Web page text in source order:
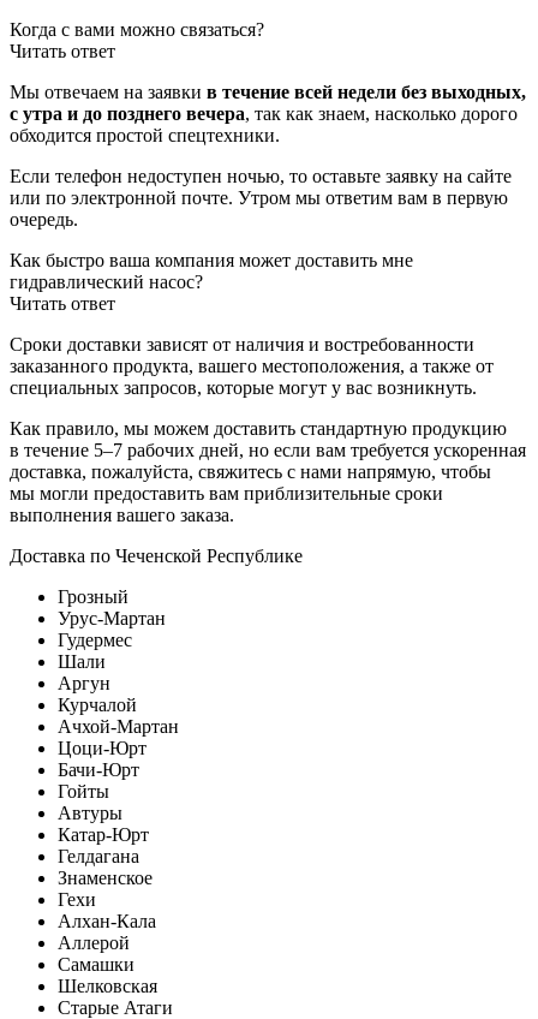
Когда с вами можно связаться?
Читать ответ
Мы отвечаем на заявки в течение всей недели без выходных,
с утра и до позднего вечера, так как знаем, насколько дорого
обходится простой спецтехники.
Если телефон недоступен ночью, то оставьте заявку на сайте
или по электронной почте. Утром мы ответим вам в первую
очередь.
Как быстро ваша компания может доставить мне
гидравлический насос?
Читать ответ
Сроки доставки зависят от наличия и востребованности
заказанного продукта, вашего местоположения, а также от
специальных запросов, которые могут у вас возникнуть.
Как правило, мы можем доставить стандартную продукцию
в течение 5–7 рабочих дней, но если вам требуется ускоренная
доставка, пожалуйста, свяжитесь с нами напрямую, чтобы
мы могли предоставить вам приблизительные сроки
выполнения вашего заказа.
Доставка по Чеченской Республике
Грозный
Урус-Мартан
Гудермес
Шали
Аргун
Курчалой
Ачхой-Мартан
Цоци-Юрт
Бачи-Юрт
Гойты
Автуры
Катар-Юрт
Гелдагана
Знаменское
Гехи
Алхан-Кала
Аллерой
Самашки
Шелковская
Старые Атаги